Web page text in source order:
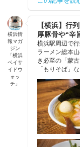
横浜情
報マガ
ジン
「横浜
ベイサ
イドウ
ォッ
チ」
【横浜】行
厚豚骨や“辛
横浜駅周辺で
ラーメン総本
き必至の「蒙
「もりそば」